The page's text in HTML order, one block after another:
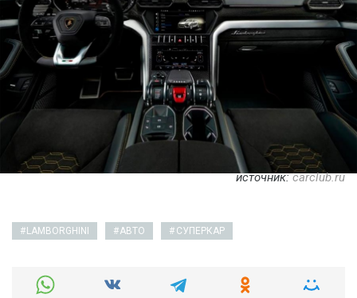
источник:carclub.ru
LAMBORGHINI АВТО СУПЕРКАР